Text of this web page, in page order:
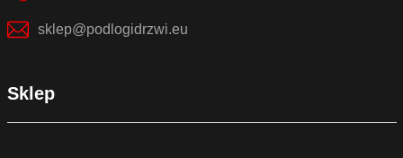
sklep@podlogidrzwi.eu
Sklep